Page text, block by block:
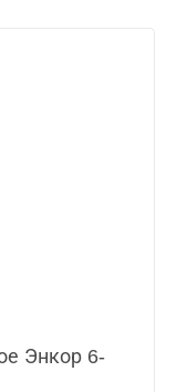
Энкор 6-